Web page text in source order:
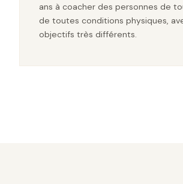
ans à coacher des personnes de
de toutes conditions physiques,
objectifs très différents.